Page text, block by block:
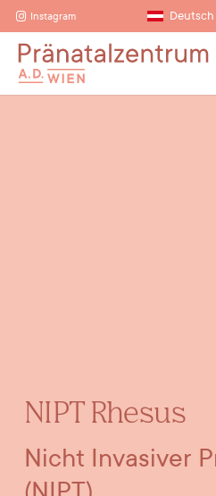
Instagram Deutsch
NIPT Rhesus
Nicht Invasiver